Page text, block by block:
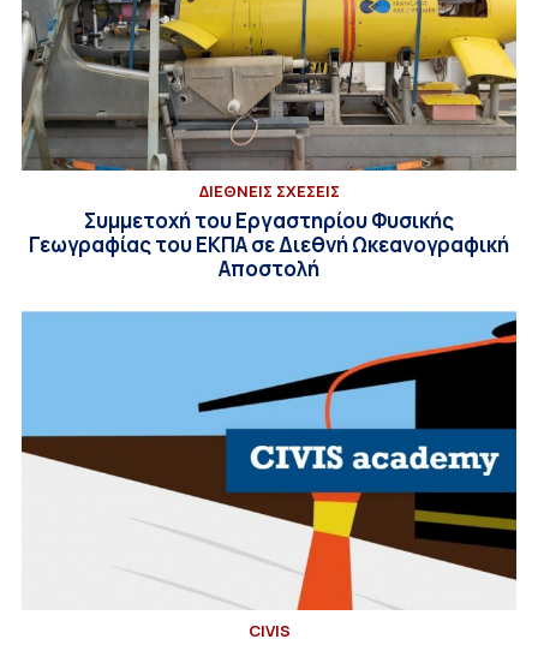
ΔΙΕΘΝΕΙΣ ΣΧΕΣΕΙΣ
Συμμετοχή του Εργαστηρίου Φυσικής
Γεωγραφίας του ΕΚΠΑ σε Διεθνή Ωκεανογραφική
Αποστολή
CIVIS